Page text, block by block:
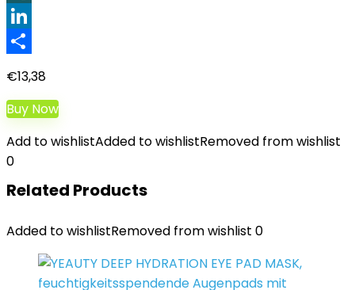
XING
LinkedIn
€13,38
Buy Now
Add to wishlistAdded to wishlistRemoved from wishlist
0
Related Products
Added to wishlistRemoved from wishlist 0